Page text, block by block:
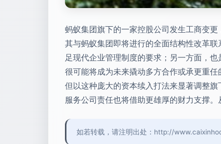
蚂蚁集团旗下的一家控股公司发生工商变
其与蚂蚁集团即将进行的全面结构性改革
足现代企业管理制度的要求；另一方面，
很可能将成为未来撬动多方合作或承更重
但以这种庞大的资本续入打法来显著调整
服务公司责任也将借助更雄厚的财力支撑
如若转载，请注明出处：http://